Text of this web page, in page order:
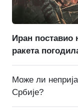
Иран поставио
ракета
Може ли
Србије?